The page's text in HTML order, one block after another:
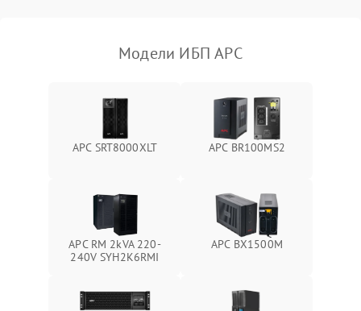
Неисправность системы
Подробнее →
переключения
Неисправность системы
мониторинга
Подробнее →
Повреждение внутренних
Модели ИБП APC
APC SRT8000XLT APC BR100MS2
APC RM 2kVA 220-
240V SYH2K6RMI
APC BX1500M